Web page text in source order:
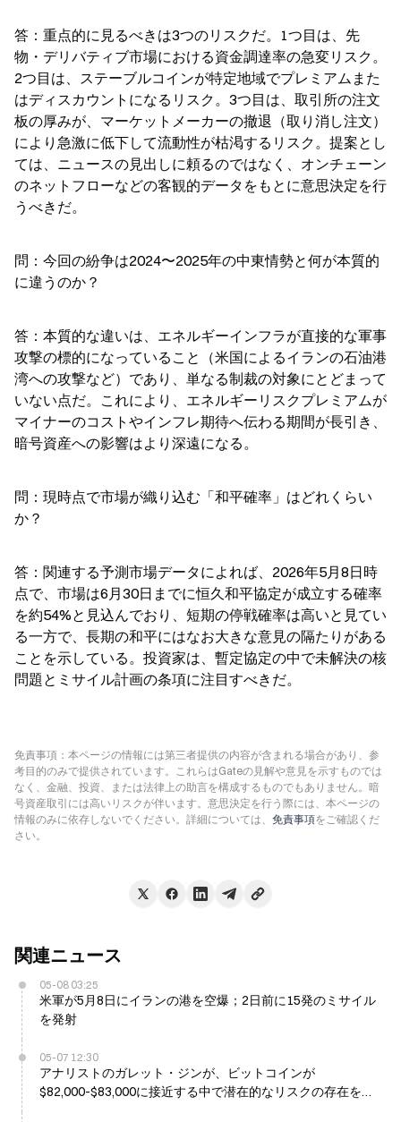
答：重点的に見るべきは3つのリスクだ。1つ目は、先
物・デリバティブ市場における資金調達率の急変リスク。
2つ目は、ステーブルコインが特定地域でプレミアムまた
はディスカウントになるリスク。3つ目は、取引所の注文
板の厚みが、マーケットメーカーの撤退（取り消し注文）
により急激に低下して流動性が枯渇するリスク。提案とし
ては、ニュースの見出しに頼るのではなく、オンチェーン
のネットフローなどの客観的データをもとに意思決定を行
うべきだ。
問：今回の紛争は2024〜2025年の中東情勢と何が本質的
に違うのか？
答：本質的な違いは、エネルギーインフラが直接的な軍事
攻撃の標的になっていること（米国によるイランの石油港
湾への攻撃など）であり、単なる制裁の対象にとどまって
いない点だ。これにより、エネルギーリスクプレミアムが
マイナーのコストやインフレ期待へ伝わる期間が長引き、
暗号資産への影響はより深遠になる。
問：現時点で市場が織り込む「和平確率」はどれくらい
か？
答：関連する予測市場データによれば、2026年5月8日時
点で、市場は6月30日までに恒久和平協定が成立する確率
を約54%と見込んでおり、短期の停戦確率は高いと見てい
る一方で、長期の和平にはなお大きな意見の隔たりがある
ことを示している。投資家は、暫定協定の中で未解決の核
問題とミサイル計画の条項に注目すべきだ。
免責事項：本ページの情報には第三者提供の内容が含まれる場合があり、参
考目的のみで提供されています。これらはGateの見解や意見を示すものでは
なく、金融、投資、または法律上の助言を構成するものでもありません。暗
号資産取引には高いリスクが伴います。意思決定を行う際には、本ページの
情報のみに依存しないでください。詳細については、 免責事項をご確認くだ
さい。
関連ニュース
05-08 03:25
米軍が5月8日にイランの港を空爆；2日前に15発のミサイル
を発射
05-07 12:30
アナリストのガレット・ジンが、ビットコインが
$82,000-$83,000に接近する中で潜在的なリスクの存在を警